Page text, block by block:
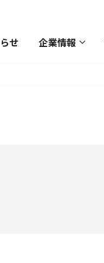
せ 企業情報